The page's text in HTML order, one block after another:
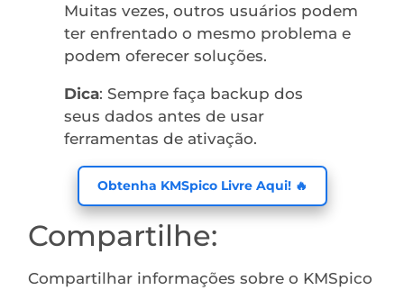
Muitas vezes, outros usuários podem
ter enfrentado o mesmo problema e
podem oferecer soluções.
Dica: Sempre faça backup dos
seus dados antes de usar
ferramentas de ativação.
Obtenha KMSpico Livre Aqui! 🔥
Compartilhe:
Compartilhar informações sobre o KMSpico